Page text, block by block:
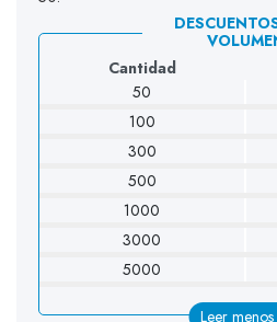
Cantidad
50
100
300
500
1000
3000
5000
Leer menos